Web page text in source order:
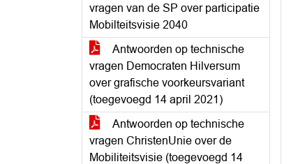
vragen van de SP over participatie
Mobilteitsvisie 2040
Antwoorden op technische
vragen Democraten Hilversum
over grafische voorkeursvariant
(toegevoegd 14 april 2021)
Antwoorden op technische
vragen ChristenUnie over de
Mobiliteitsvisie (toegevoegd 14